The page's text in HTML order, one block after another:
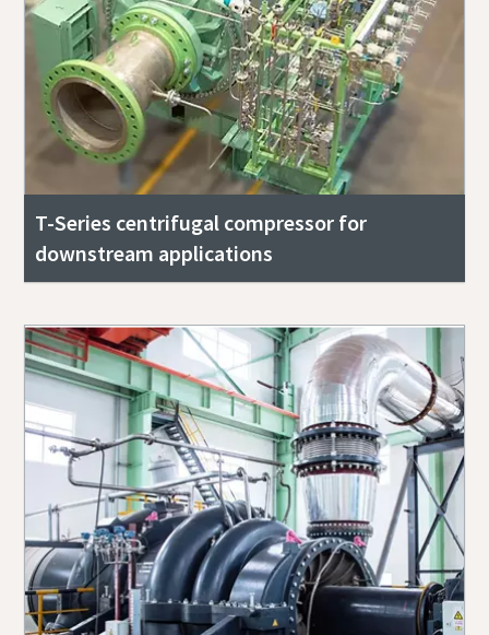
T-Series centrifugal compressor for
downstream applications